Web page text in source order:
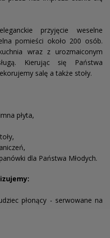
przyjęcie weselne
pomieści około 200 osób.
wraz z urozmaiconym
Kierując się Państwa
salę a także stoły.
płyta,
dla Państwa Młodych.
płonący - serwowane na